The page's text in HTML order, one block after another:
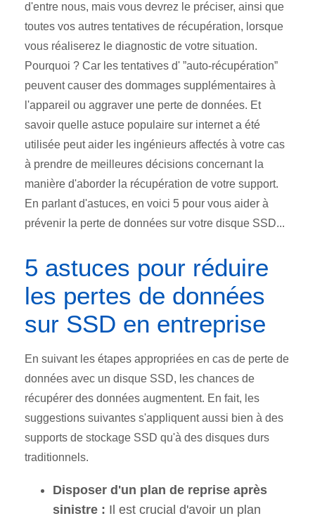
d'entre nous, mais vous devrez le préciser, ainsi que
toutes vos autres tentatives de récupération, lorsque
vous réaliserez le diagnostic de votre situation.
Pourquoi ? Car les tentatives d' ”auto-récupération”
peuvent causer des dommages supplémentaires à
l'appareil ou aggraver une perte de données. Et
savoir quelle astuce populaire sur internet a été
utilisée peut aider les ingénieurs affectés à votre cas
à prendre de meilleures décisions concernant la
manière d'aborder la récupération de votre support.
En parlant d'astuces, en voici 5 pour vous aider à
prévenir la perte de données sur votre disque SSD...
5 astuces pour réduire
les pertes de données
sur SSD en entreprise
En suivant les étapes appropriées en cas de perte de
données avec un disque SSD, les chances de
récupérer des données augmentent. En fait, les
suggestions suivantes s'appliquent aussi bien à des
supports de stockage SSD qu'à des disques durs
traditionnels.
Disposer d'un plan de reprise après
sinistre : Il est crucial d'avoir un plan